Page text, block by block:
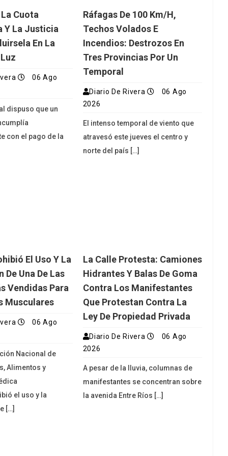
Cuota
Y La Justicia
En La
06 Ago
dispuso que un
con el pago de la
Ráfagas De 100 Km/h,
Techos Volados E
Incendios: Destrozos En
Tres Provincias Por Un
Temporal
Diario De Rivera
06 Ago
2026
El intenso temporal de viento que
atravesó este jueves el centro y
norte del país […]
El Uso Y La
De Una De Las
Vendidas Para
Musculares
06 Ago
Nacional de
Alimentos y
el uso y la
[…]
La Calle Protesta: Camiones
Hidrantes Y Balas De Goma
Contra Los Manifestantes
Que Protestan Contra La
Ley De Propiedad Privada
Diario De Rivera
06 Ago
2026
A pesar de la lluvia, columnas de
manifestantes se concentran sobre
la avenida Entre Ríos […]